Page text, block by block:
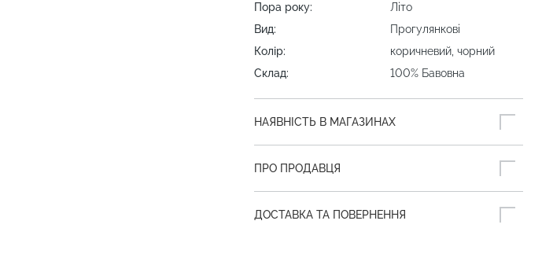
Пора року:
Літо
Вид:
Прогулянкові
Колір:
коричневий, чорний
Склад:
100% Бавовна
НАЯВНІСТЬ В МАГАЗИНАХ
ПРО ПРОДАВЦЯ
ДОСТАВКА ТА ПОВЕРНЕННЯ